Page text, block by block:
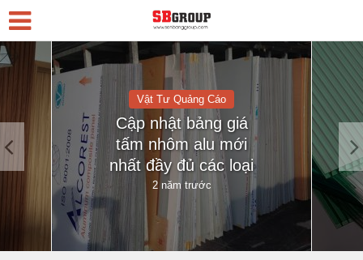
Vật Tư Quảng Cáo
Cập nhật bảng giá
tấm nhôm alu mới
nhất đầy đủ các loại
2 năm trước